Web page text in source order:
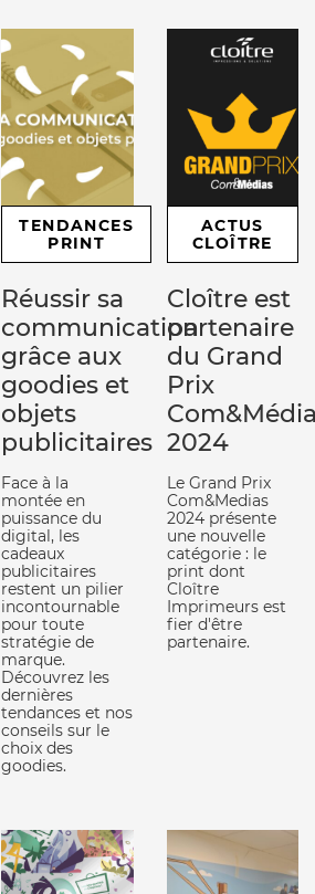
TENDANCES
PRINT
Réussir sa
communication
grâce aux
goodies et
objets
publicitaires
Face à la
montée en
puissance du
digital, les
cadeaux
publicitaires
restent un pilier
incontournable
pour toute
stratégie de
marque.
Découvrez les
dernières
tendances et nos
conseils sur le
choix des
goodies.
ACTUS
CLOÎTRE
Cloître est
partenaire
du Grand
Prix
2024
Le Grand Prix
Com&Medias
2024 présente
une nouvelle
catégorie : le
print dont
Cloître
Imprimeurs est
fier d'être
partenaire.